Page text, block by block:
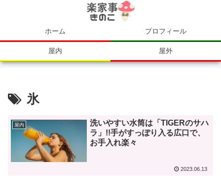
ホーム プロフィール
屋内 屋外
氷
屋内
洗いやすい水筒は「TIGERのサハ
ラ」!!手がすっぽり入る広口で、
お手入れ楽々
2023.06.13